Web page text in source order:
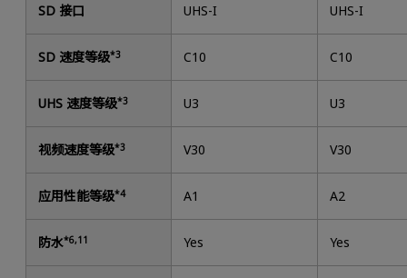
SD 接口 UHS-I UHS-I
SD 速度等级*3 C10 C10
UHS 速度等级*3 U3 U3
视频速度等级*3 V30 V30
应用性能等级*4 A1 A2
防水*6,11 Yes Yes